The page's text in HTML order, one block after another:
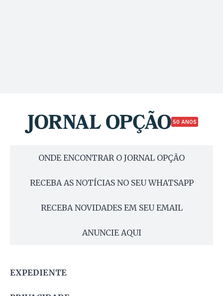
50 ANOS
ONDE ENCONTRAR O JORNAL OPÇÃO
RECEBA AS NOTÍCIAS NO SEU WHATSAPP
RECEBA NOVIDADES EM SEU EMAIL
ANUNCIE AQUI
EXPEDIENTE